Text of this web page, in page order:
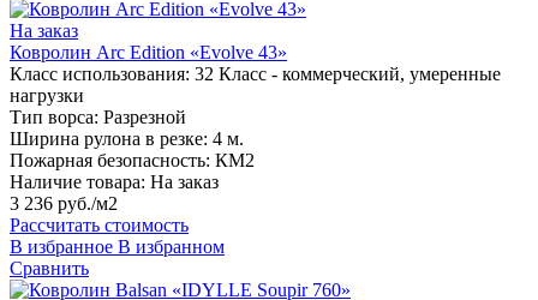
На заказ
Ковролин Arc Edition «Evolve 43»
Класс использования: 32 Класс - коммерческий, умеренные
нагрузки
Тип ворса: Разрезной
Ширина рулона в резке: 4 м.
Пожарная безопасность: КМ2
Наличие товара: На заказ
3 236 руб./м2
Рассчитать стоимость
В избранное В избранном
Сравнить